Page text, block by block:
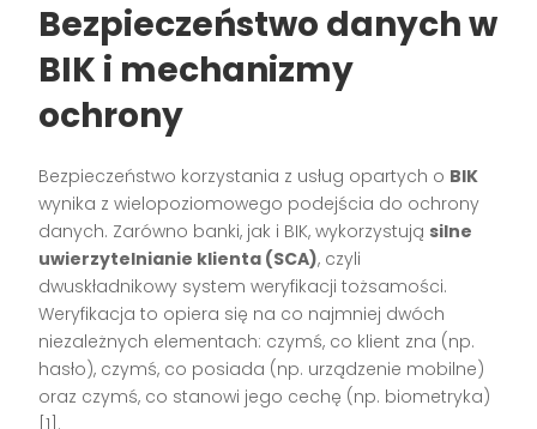
Bezpieczeństwo danych w
BIK i mechanizmy
ochrony
Bezpieczeństwo korzystania z usług opartych o BIK
wynika z wielopoziomowego podejścia do ochrony
danych. Zarówno banki, jak i BIK, wykorzystują silne
uwierzytelnianie klienta (SCA), czyli
dwuskładnikowy system weryfikacji tożsamości.
Weryfikacja to opiera się na co najmniej dwóch
niezależnych elementach: czymś, co klient zna (np.
hasło), czymś, co posiada (np. urządzenie mobilne)
oraz czymś, co stanowi jego cechę (np. biometryka)